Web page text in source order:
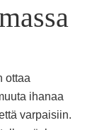
ottaa
ihanaa
varpaisiin.